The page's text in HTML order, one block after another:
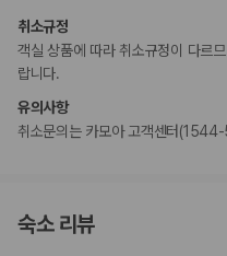
로 숙박 시설에 직접 연락하여
이 숙박 시설은 자동차 없이도
주차 시 높이 제한이 적용됩니다.
이 숙박 시설에서는 고객의 모
수자(LGBTQ+) 환영).
목적지별 추가 요금: USD 47(
취소규정
객실 상품에 따라 취소규정이 다르
랍니다.
유의사항
취소문의는 카모아 고객센터
숙소 리뷰